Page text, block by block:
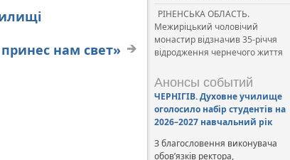
нам свет»
РІНЕНСЬКА ОБЛАСТЬ.
Межиріцький чоловічий
монастир відзначив 35-річчя
відродження чернечого життя
Анонсы событий
ЧЕРНІГІВ. Духовне училище
оголосило набір студентів на
2026–2027 навчальний рік
З благословення виконувача
обов’язків ректора,